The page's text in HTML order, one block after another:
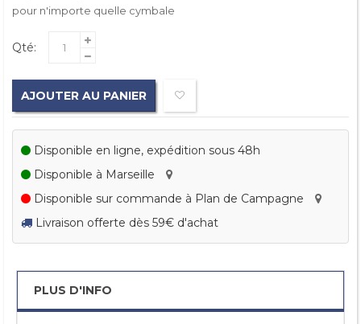
pour n'importe quelle cymbale
Qté:
AJOUTER AU PANIER
Disponible en ligne, expédition sous 48h
Disponible à Marseille
Disponible sur commande à Plan de Campagne
Livraison offerte dès 59€ d'achat
PLUS D'INFO